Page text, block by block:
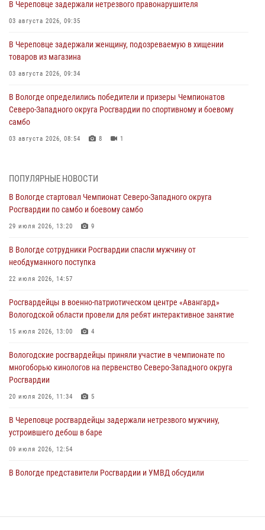
В Череповце задержали нетрезвого правонарушителя
03 августа 2026, 09:35
В Череповце задержали женщину, подозреваемую в хищении
товаров из магазина
03 августа 2026, 09:34
В Вологде определились победители и призеры Чемпионатов
Северо-Западного округа Росгвардии по спортивному и боевому
самбо
03 августа 2026, 08:54 8 1
ОХРАНЫ РОСГВАРДИИ В ВОЛОГОДСКОЙ ОБЛАСТИ ЗАДЕРЖАНО 23
02 августа 2026, 10:37
Росгвардейцы в г. Соколе задержали несовершеннолетнего
31 июля 2026, 06:43
В Вологде стартовал Чемпионат Северо-Западного округа
29 июля 2026, 13:20
В Вологде росгвардейцы задержали мужчину, подозреваемого в
29 июля 2026, 09:08
ПОПУЛЯРНЫЕ НОВОСТИ
В Вологде стартовал Чемпионат Северо-Западного округа
Росгвардии по самбо и боевому самбо
29 июля 2026, 13:20 9
В Вологде сотрудники Росгвардии спасли мужчину от
необдуманного поступка
22 июля 2026, 14:57
Росгвардейцы в военно-патриотическом центре «Авангард»
Вологодской области провели для ребят интерактивное занятие
15 июля 2026, 13:00 4
Вологодские росгвардейцы приняли участие в чемпионате по
многоборью кинологов на первенство Северо-Западного округа
Росгвардии
20 июля 2026, 11:34 5
В Череповце росгвардейцы задержали нетрезвого мужчину,
устроившего дебош в баре
09 июля 2026, 12:54
В Вологде представители Росгвардии и УМВД обсудили